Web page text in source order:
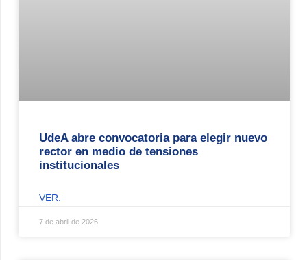
UdeA abre convocatoria para elegir nuevo
rector en medio de tensiones
institucionales
VER.
7 de abril de 2026